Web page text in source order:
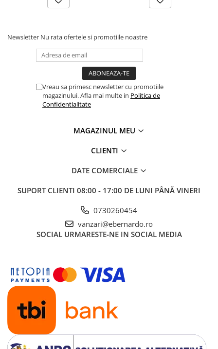
Newsletter Nu rata ofertele si promotiile noastre
Vreau sa primesc newsletter cu promotiile
magazinului. Afla mai multe in Politica de
Confidentialitate
MAGAZINUL MEU
CLIENTI
DATE COMERCIALE
SUPORT CLIENTI 08:00 - 17:00 DE LUNI PÂNĂ VINERI
0730260454
vanzari@ebernardo.ro
SOCIAL URMARESTE-NE IN SOCIAL MEDIA